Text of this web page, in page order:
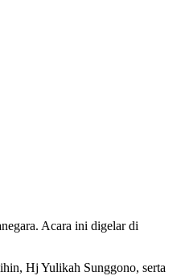
Acara ini digelar di
Hj Yulikah Sunggono, serta